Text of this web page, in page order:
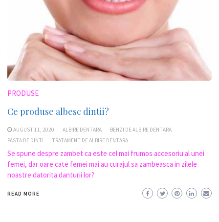
PRODUSE
Ce produse albesc dintii?
AUGUST 11, 2020 ALBIRE DENTARA
BENZI DE ALBIRE DENTARA
PASTA DE DINTI
TRATAMENT DE ALBIRE DENTARA
Se spune despre zambet ca este cel mai frumos accesoriu al unei
femei, dar oare cate femei mai au curajul sa zambeasca in zilele
noastre datorita danturii lor?
READ MORE